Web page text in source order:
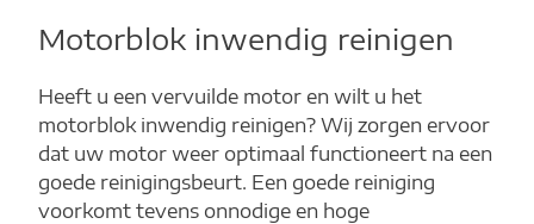
Motorblok inwendig reinigen
Heeft u een vervuilde motor en wilt u het
motorblok inwendig reinigen? Wij zorgen ervoor
dat uw motor weer optimaal functioneert na een
goede reinigingsbeurt. Een goede reiniging
voorkomt tevens onnodige en hoge